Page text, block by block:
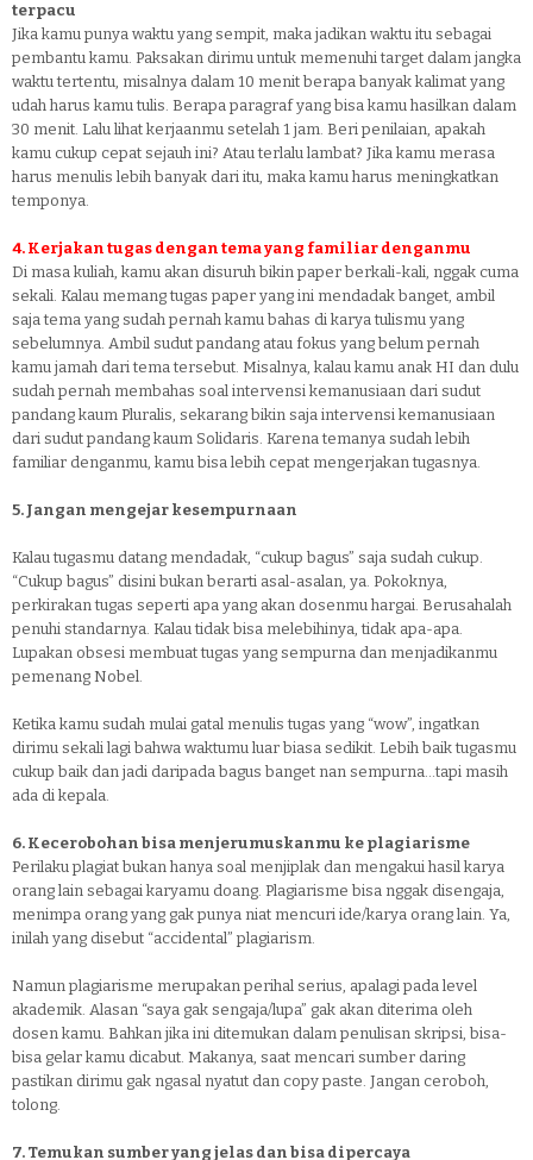
terpacu
Jika kamu punya waktu yang sempit, maka jadikan waktu itu sebagai
pembantu kamu. Paksakan dirimu untuk memenuhi target dalam jangka
waktu tertentu, misalnya dalam 10 menit berapa banyak kalimat yang
udah harus kamu tulis. Berapa paragraf yang bisa kamu hasilkan dalam
30 menit. Lalu lihat kerjaanmu setelah 1 jam. Beri penilaian, apakah
kamu cukup cepat sejauh ini? Atau terlalu lambat? Jika kamu merasa
harus menulis lebih banyak dari itu, maka kamu harus meningkatkan
temponya.
4. Kerjakan tugas dengan tema yang familiar denganmu
Di masa kuliah, kamu akan disuruh bikin paper berkali-kali, nggak cuma
sekali. Kalau memang tugas paper yang ini mendadak banget, ambil
saja tema yang sudah pernah kamu bahas di karya tulismu yang
sebelumnya. Ambil sudut pandang atau fokus yang belum pernah
kamu jamah dari tema tersebut. Misalnya, kalau kamu anak HI dan dulu
sudah pernah membahas soal intervensi kemanusiaan dari sudut
pandang kaum Pluralis, sekarang bikin saja intervensi kemanusiaan
dari sudut pandang kaum Solidaris. Karena temanya sudah lebih
familiar denganmu, kamu bisa lebih cepat mengerjakan tugasnya.
5. Jangan mengejar kesempurnaan
Kalau tugasmu datang mendadak, “cukup bagus” saja sudah cukup.
“Cukup bagus” disini bukan berarti asal-asalan, ya. Pokoknya,
perkirakan tugas seperti apa yang akan dosenmu hargai. Berusahalah
penuhi standarnya. Kalau tidak bisa melebihinya, tidak apa-apa.
Lupakan obsesi membuat tugas yang sempurna dan menjadikanmu
pemenang Nobel.
Ketika kamu sudah mulai gatal menulis tugas yang “wow”, ingatkan
dirimu sekali lagi bahwa waktumu luar biasa sedikit. Lebih baik tugasmu
cukup baik dan jadi daripada bagus banget nan sempurna…tapi masih
ada di kepala.
6. Kecerobohan bisa menjerumuskanmu ke plagiarisme
Perilaku plagiat bukan hanya soal menjiplak dan mengakui hasil karya
orang lain sebagai karyamu doang. Plagiarisme bisa nggak disengaja,
menimpa orang yang gak punya niat mencuri ide/karya orang lain. Ya,
inilah yang disebut “accidental” plagiarism.
Namun plagiarisme merupakan perihal serius, apalagi pada level
akademik. Alasan “saya gak sengaja/lupa” gak akan diterima oleh
dosen kamu. Bahkan jika ini ditemukan dalam penulisan skripsi, bisa-
bisa gelar kamu dicabut. Makanya, saat mencari sumber daring
pastikan dirimu gak ngasal nyatut dan copy paste. Jangan ceroboh,
tolong.
7. Temukan sumber yang jelas dan bisa dipercaya